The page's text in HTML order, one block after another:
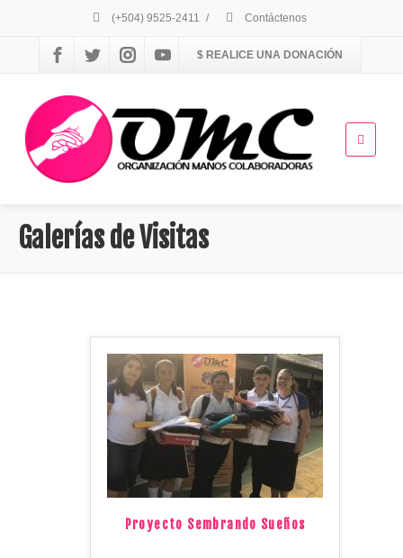
(+504) 9525-2411 / Contáctenos
$ REALICE UNA DONACIÓN
Galerías de Visitas
Proyecto Sembrando Sueños